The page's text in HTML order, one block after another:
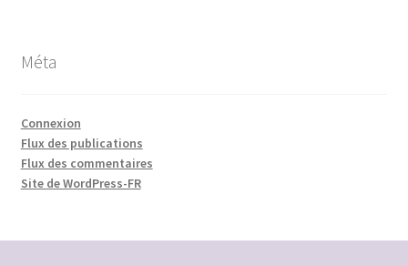
Méta
Connexion
Flux des publications
Flux des commentaires
Site de WordPress-FR